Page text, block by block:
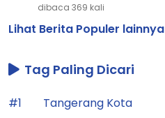
dibaca 369 kali
Lihat Berita Populer lainnya
Tag Paling Dicari
#1
Tangerang Kota